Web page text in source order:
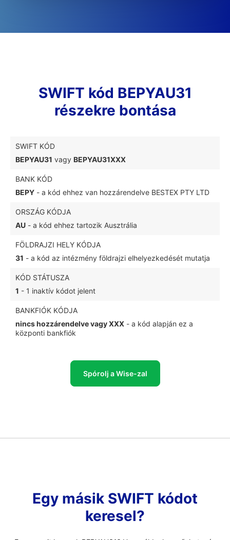
SWIFT kód BEPYAU31
részekre bontása
SWIFT KÓD
BEPYAU31 vagy BEPYAU31XXX
BANK KÓD
BEPY - a kód ehhez van hozzárendelve BESTEX PTY LTD
ORSZÁG KÓDJA
AU - a kód ehhez tartozik Ausztrália
FÖLDRAJZI HELY KÓDJA
31 - a kód az intézmény földrajzi elhelyezkedését mutatja
KÓD STÁTUSZA
1 - 1 inaktív kódot jelent
BANKFIÓK KÓDJA
nincs hozzárendelve vagy XXX - a kód alapján ez a
központi bankfiók
Spórolj a Wise-zal
Egy másik SWIFT kódot
keresel?